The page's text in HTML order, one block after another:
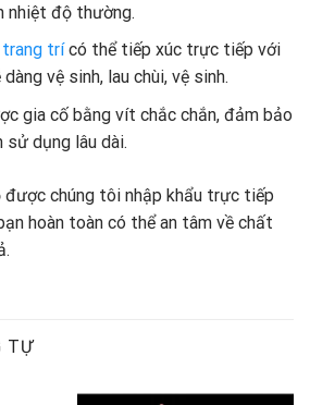
nhiệt độ thường.
trang trícó thể tiếp xúc trực tiếp với
vệ sinh, lau chùi, vệ sinh.
gia cố bằng vít chắc chắn, đảm bảo
sử dụng lâu dài.
được chúng tôi nhập khẩu trực tiếp
hoàn toàn có thể an tâm về chất
TỰ